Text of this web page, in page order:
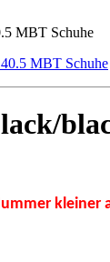
MBT Schuhe
kleiner